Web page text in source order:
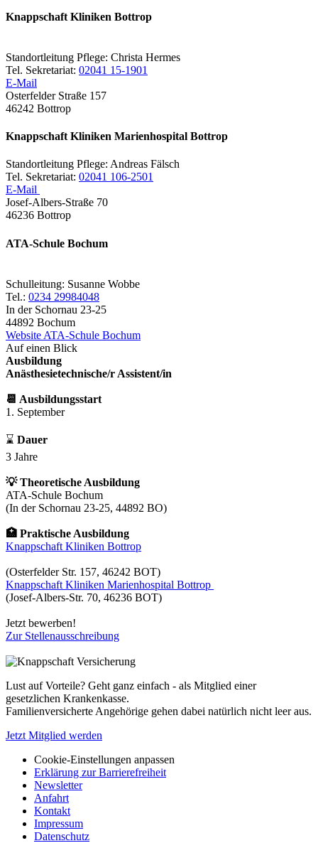
Knappschaft Kliniken Bottrop
Standortleitung Pflege: Christa Hermes
Tel. Sekretariat: 02041 15-1901
E-Mail
Osterfelder Straße 157
46242 Bottrop
Knappschaft Kliniken Marienhospital Bottrop
Standortleitung Pflege: Andreas Fälsch
Tel. Sekretariat: 02041 106-2501
E-Mail
Josef-Albers-Straße 70
46236 Bottrop
ATA-Schule Bochum
Schulleitung: Susanne Wobbe
Tel.: 0234 29984048
In der Schornau 23-25
44892 Bochum
Website ATA-Schule Bochum
Auf einen Blick
Ausbildung
Anästhesietechnische/r Assistent/in
📆 Ausbildungsstart
1. September
⌛ Dauer
3 Jahre
💡 Theoretische Ausbildung
ATA-Schule Bochum
(In der Schornau 23-25, 44892 BO)
🏥 Praktische Ausbildung
Knappschaft Kliniken Bottrop
(Osterfelder Str. 157, 46242 BOT)
Knappschaft Kliniken Marienhospital Bottrop
(Josef-Albers-Str. 70, 46236 BOT)
Jetzt bewerben!
Zur Stellenausschreibung
Lust auf Vorteile? Geht ganz einfach - als Mitglied einer
gesetzlichen Krankenkasse.
Familienversicherte Angehörige gehen dabei natürlich nicht leer aus.
Jetzt Mitglied werden
Cookie-Einstellungen anpassen
Erklärung zur Barrierefreiheit
Newsletter
Anfahrt
Kontakt
Impressum
Datenschutz